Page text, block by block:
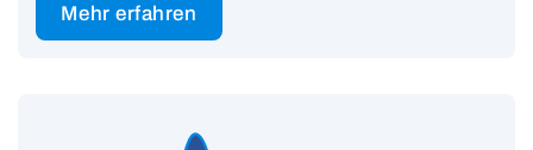
Mehr erfahren